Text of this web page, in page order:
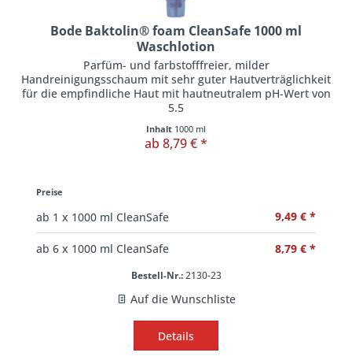
Bode Baktolin® foam CleanSafe 1000 ml
Waschlotion
Parfüm- und farbstofffreier, milder
Handreinigungsschaum mit sehr guter Hautverträglichkeit
für die empfindliche Haut mit hautneutralem pH-Wert von
5.5
Inhalt 1000 ml
ab 8,79 € *
Preise
ab 1x 1000 ml CleanSafe 9,49 € *
ab 6x 1000 ml CleanSafe 8,79 € *
Bestell-Nr.:2130-23
Auf die Wunschliste
Details